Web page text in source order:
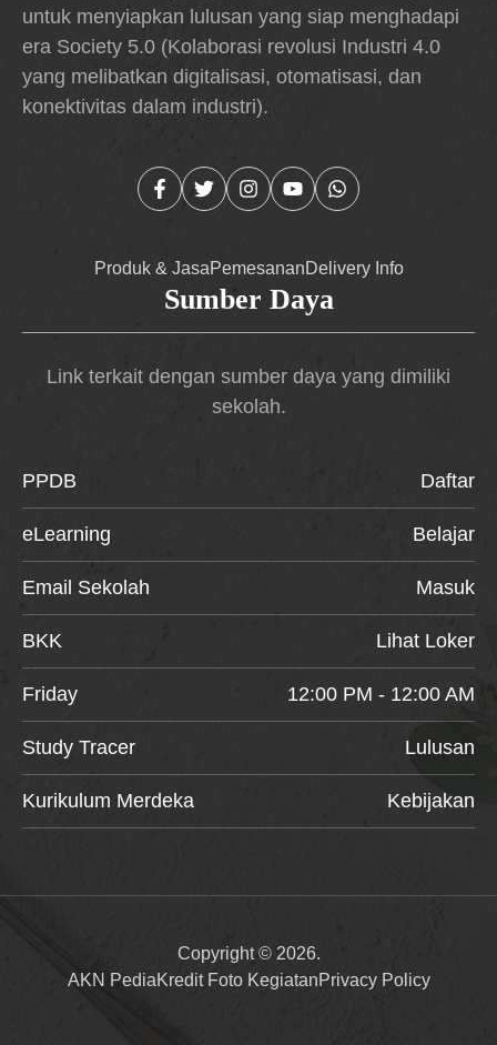
untuk menyiapkan lulusan yang siap menghadapi
era Society 5.0 (Kolaborasi revolusi Industri 4.0
yang melibatkan digitalisasi, otomatisasi, dan
konektivitas dalam industri).
Produk & JasaPemesananDelivery Info
Sumber Daya
Link terkait dengan sumber daya yang dimiliki
sekolah.
PPDB Daftar
eLearning Belajar
Email Sekolah Masuk
BKK Lihat Loker
Friday 12:00 PM - 12:00 AM
Study Tracer Lulusan
Kurikulum Merdeka Kebijakan
Copyright © 2026.
AKN PediaKredit Foto KegiatanPrivacy Policy